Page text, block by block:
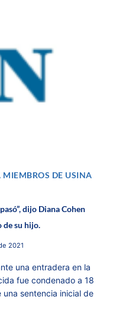
MIEMBROS DE USINA
dijo Diana Cohen
de su hijo.
2021
una entradera en la
fue condenado a 18
sentencia inicial de